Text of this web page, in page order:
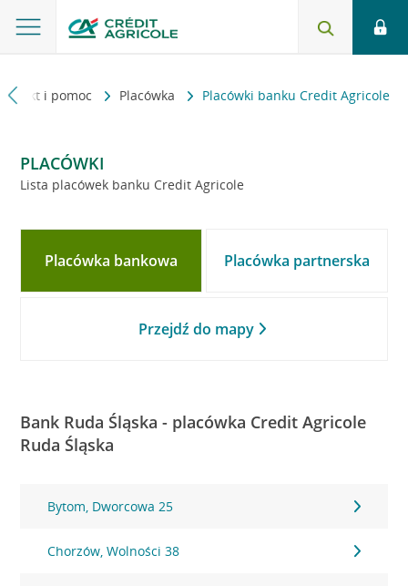
i pomoc Placówka Placówki banku Credit Agricole
PLACÓWKI
Lista placówek banku Credit Agricole
Placówka bankowa Placówka partnerska
Przejdź do mapy
Bank Ruda Śląska - placówka Credit Agricole
Ruda Śląska
Bytom, Dworcowa 25
Chorzów, Wolności 38